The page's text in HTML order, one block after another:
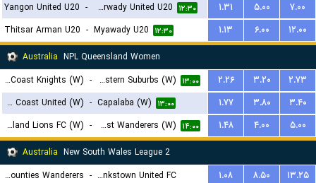
Yangon United U20 - Hantharwady United U20 ۱۲:۳۰ ۱.۳۱ ۵.۰۰
۷.۰۰
Thitsar Arman U20 - Myawady U20 ۱۲:۳۰ ۱.۱۳ ۶.۰۰
۱۲.۰۰
Australia NPL Queensland Women
Gold Coast Knights (W)
- Eastern Suburbs (W) ۱۳:۰۰ ۲.۲۶ ۳.۲۰
۲.۷۳
Gold Coast United (W)
- Capalaba (W) ۱۳:۰۰ ۱.۷۷ ۳.۸۰
۳.۴۰
Queensland Lions FC (W)
- Sunshine Coast Wanderers (W) ۱۴:۰۰ ۱.۴۸ ۴.۰۰
۵.۰۰
Australia New South Wales League 2
Mounties Wanderers
- Bankstown United FC ۱.۰۸ ۸.۵۰
۱۳.۲۵